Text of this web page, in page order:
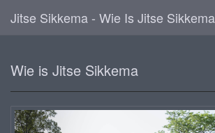
Jitse Sikkema - Wie Is Jitse Sikkema
Wie is Jitse Sikkema